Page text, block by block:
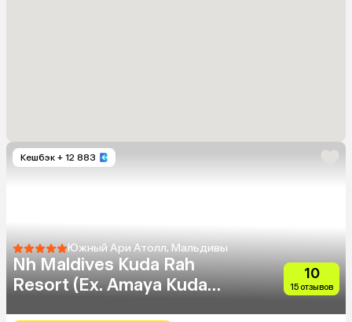
Кешбэк + 12 883
Южный Ари Атолл, Мальдивы
Nh Maldives Kuda Rah
Resort (Ex. Amaya Kuda
10
15 отзывов